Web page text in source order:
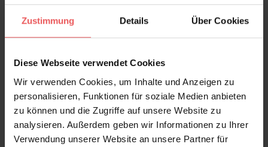
Zustimmung Details Über Cookies
Diese Webseite verwendet Cookies
Wir verwenden Cookies, um Inhalte und Anzeigen zu
personalisieren, Funktionen für soziale Medien anbieten
zu können und die Zugriffe auf unsere Website zu
analysieren. Außerdem geben wir Informationen zu Ihrer
Verwendung unserer Website an unsere Partner für
FAQ Teilen!
Sie haben Fragen zum Produkt?
Frage stellen
+49 (0)221 932 81 82